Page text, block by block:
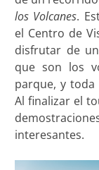
los Volcanes.
el Centro de
disfrutar de
que son los
parque, y toda
Al finalizar el
interesantes.